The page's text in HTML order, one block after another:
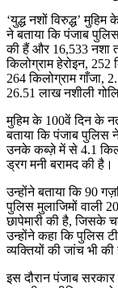
‘युद्ध नशों विरुद्ध’
ने बताया कि पंजाब
की हैं और 16,533 नशा
किलोग्राम हेरोइन,
264 किलोग्राम गाँजा,
26.51 लाख नशीली
मुहिम के 100वें दिन के
बताया कि पंजाब पुलिस
उनके कब्ज़े में से 4.1
ड्रग मनी बरामद की है।
उन्होंने बताया कि 90
पुलिस मुलाजिमों वाली
छापेमारी की है, जिसके
उन्होंने कहा कि पुलिस
व्यक्तियों की जांच भी की
इस दौरान पंजाब